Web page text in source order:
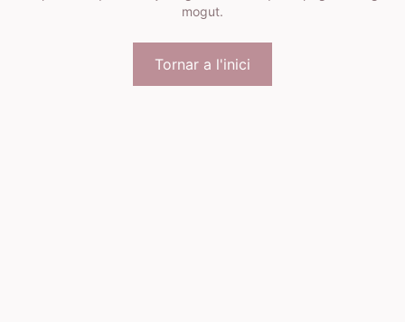
mogut.
Tornar a l'inici